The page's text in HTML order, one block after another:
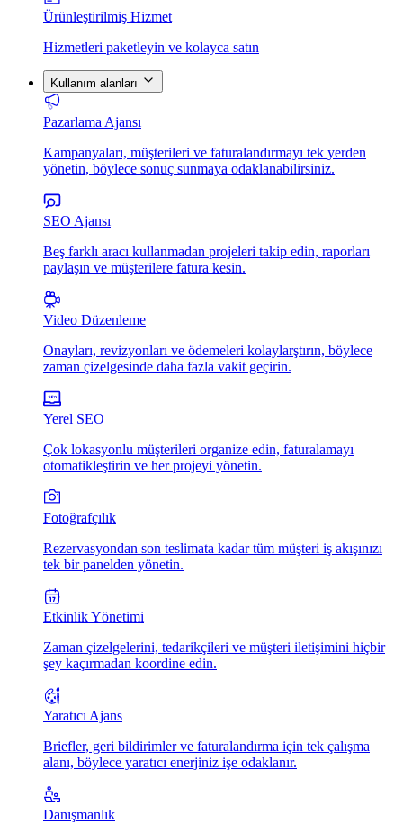
Ürünleştirilmiş Hizmet
Hizmetleri paketleyin ve kolayca satın
Kullanım alanları
Pazarlama Ajansı
Kampanyaları, müşterileri ve faturalandırmayı tek yerden
yönetin, böylece sonuç sunmaya odaklanabilirsiniz.
SEO Ajansı
Beş farklı aracı kullanmadan projeleri takip edin, raporları
paylaşın ve müşterilere fatura kesin.
Video Düzenleme
Onayları, revizyonları ve ödemeleri kolaylarştırın, böylece
zaman çizelgesinde daha fazla vakit geçirin.
Yerel SEO
Çok lokasyonlu müşterileri organize edin, faturalamayı
otomatikleştirin ve her projeyi yönetin.
Fotoğrafçılık
Rezervasyondan son teslimata kadar tüm müşteri iş akışınızı
tek bir panelden yönetin.
Etkinlik Yönetimi
Zaman çizelgelerini, tedarikçileri ve müşteri iletişimini hiçbir
şey kaçırmadan koordine edin.
Yaratıcı Ajans
Briefler, geri bildirimler ve faturalandırma için tek çalışma
alanı, böylece yaratıcı enerjiniz işe odaklanır.
Danışmanlık